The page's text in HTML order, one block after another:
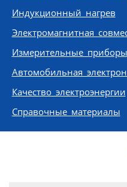
Индукционный нагрев
Электромагнитная
Измерительные приборы
Автомобильная
Качество электроэнергии
Справочные материалы